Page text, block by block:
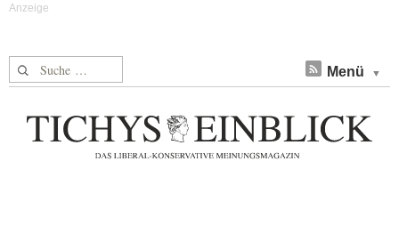
Suche nach: Menü